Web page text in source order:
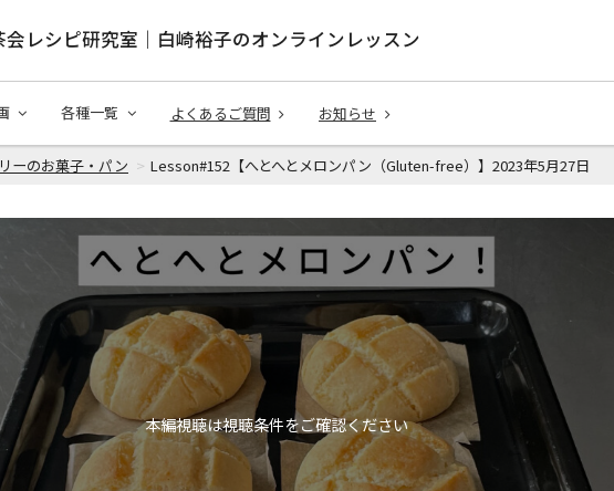
会レシピ研究室｜白崎裕子のオンラインレッスン
各種一覧 よくあるご質問 お知らせ
ーのお菓子・パン Lesson#152【へとへとメロンパン（Gluten-free）】2023年5月27日
本編視聴は視聴条件をご確認ください